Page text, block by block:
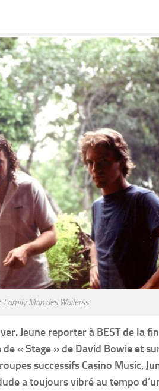
Family Man des Wailerss
Jeune reporter à BEST de la fin
« Stage » de David Bowie et
successifs Casino Music,
a toujours vibré au tempo